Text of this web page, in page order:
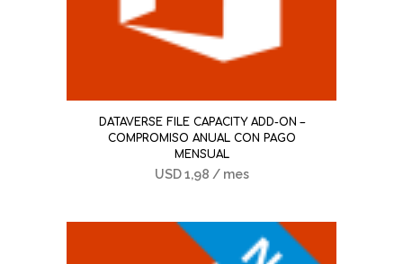
DATAVERSE FILE CAPACITY ADD-ON –
COMPROMISO ANUAL CON PAGO
MENSUAL
USD1,98 / mes